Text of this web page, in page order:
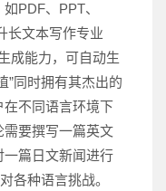
PDF、PPT、
长文本写作专业
成能力，可自动生
”同时拥有其杰出的
不同语言环境下
要撰写一篇英文
篇日文新闻进行
各种语言挑战。